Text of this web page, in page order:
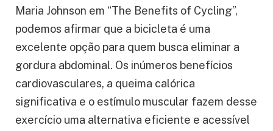
Maria Johnson em “The Benefits of Cycling”,
podemos afirmar que a bicicleta é uma
excelente opção para quem busca eliminar a
gordura abdominal. Os inúmeros benefícios
cardiovasculares, a queima calórica
significativa e o estímulo muscular fazem desse
exercício uma alternativa eficiente e acessível